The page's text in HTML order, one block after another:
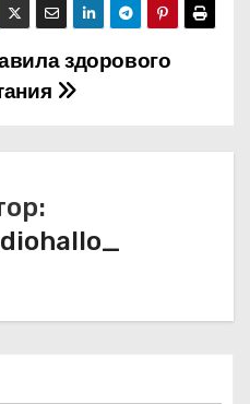
здорового